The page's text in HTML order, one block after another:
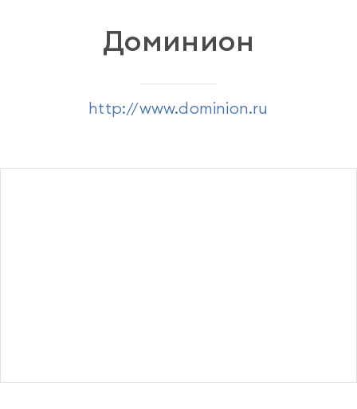
http://www.dominion.ru
Доминион